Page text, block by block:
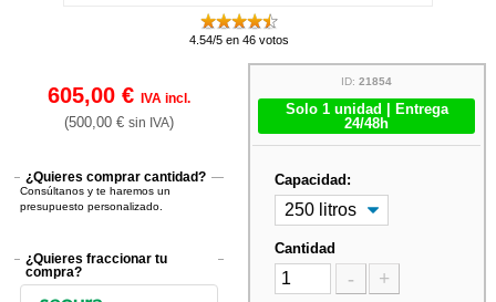
4.54/5 en 46 votos
605,00 €IVA incl.
(500,00 €sin IVA)
¿Quieres comprar cantidad?
Consúltanos y te haremos un
presupuesto personalizado.
¿Quieres fraccionar tu
compra?
ID:21854
Solo 1 unidad | Entrega
24/48h
Capacidad:
Cantidad
- +